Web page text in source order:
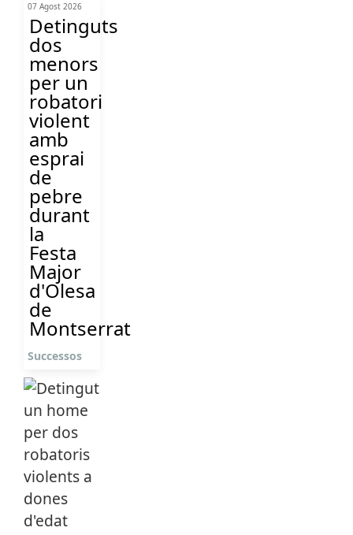
07 Agost 2026
Detinguts
dos
menors
per un
robatori
violent
amb
esprai
de
pebre
durant
la
Festa
Major
d'Olesa
de
Montserrat
Successos